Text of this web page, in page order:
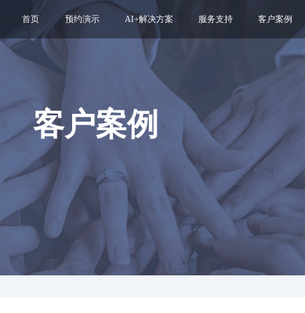
首页 预约演示 AI+解决方案
医疗用户服务智能体
智慧服务解决方案
互联网医院
智慧管理解决方案
服务支持
医院云安全服务
客户案例
客户案例